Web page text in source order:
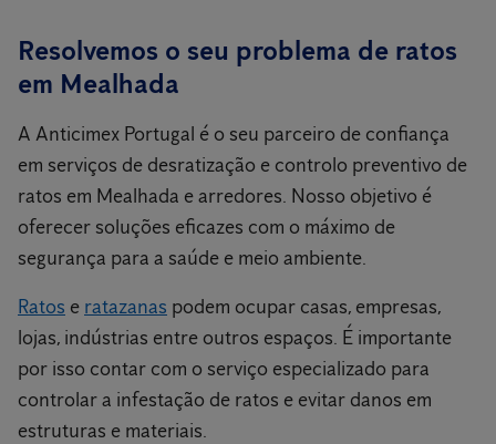
Resolvemos o seu problema de ratos
em Mealhada
A Anticimex Portugal é o seu parceiro de confiança
em serviços de desratização e controlo preventivo de
ratos em Mealhada e arredores. Nosso objetivo é
oferecer soluções eficazes com o máximo de
segurança para a saúde e meio ambiente.
Ratos e ratazanas podem ocupar casas, empresas,
lojas, indústrias entre outros espaços. É importante
por isso contar com o serviço especializado para
controlar a infestação de ratos e evitar danos em
estruturas e materiais.